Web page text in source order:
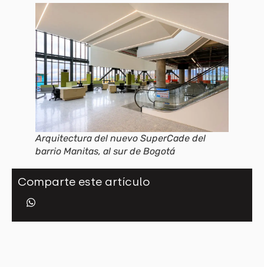
Arquitectura del nuevo SuperCade del
barrio Manitas, al sur de Bogotá
Comparte este artículo